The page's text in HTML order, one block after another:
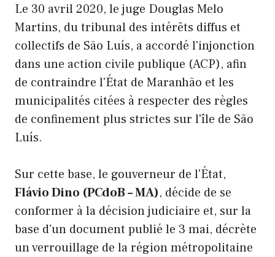
Le 30 avril 2020, le juge Douglas Melo
Martins, du tribunal des intérêts diffus et
collectifs de São Luís, a accordé l'injonction
dans une action civile publique (ACP), afin
de contraindre l'État de Maranhão et les
municipalités citées à respecter des règles
de confinement plus strictes sur l'île de São
Luís.
Sur cette base, le gouverneur de l'État,
Flávio Dino (PCdoB – MA), décide de se
conformer à la décision judiciaire et, sur la
base d'un document publié le 3 mai, décrète
un verrouillage de la région métropolitaine